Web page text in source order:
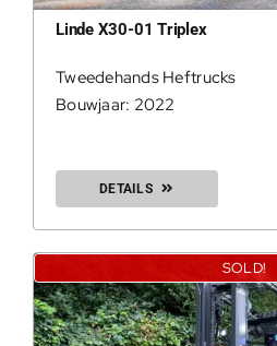
Linde X30-01 Triplex
Tweedehands Heftrucks
Bouwjaar: 2022
DETAILS
SOLD!